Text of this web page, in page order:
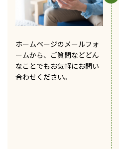
ホームページのメールフォ
ームから、ご質問などどん
なことでもお気軽にお問い
合わせください。